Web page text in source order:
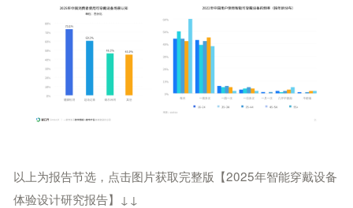
以上为报告节选，点击图片获取完整版【2025年智能穿戴设备
体验设计研究报告】↓↓